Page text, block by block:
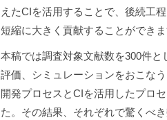
えたCIを活用することで、後続工
短縮に大きく貢献することができ
本稿では調査対象文献数を300件
評価、シミュレーションをおこな
開発プロセスとCIを活用したプロ
た。その結果、それぞれで驚くべ